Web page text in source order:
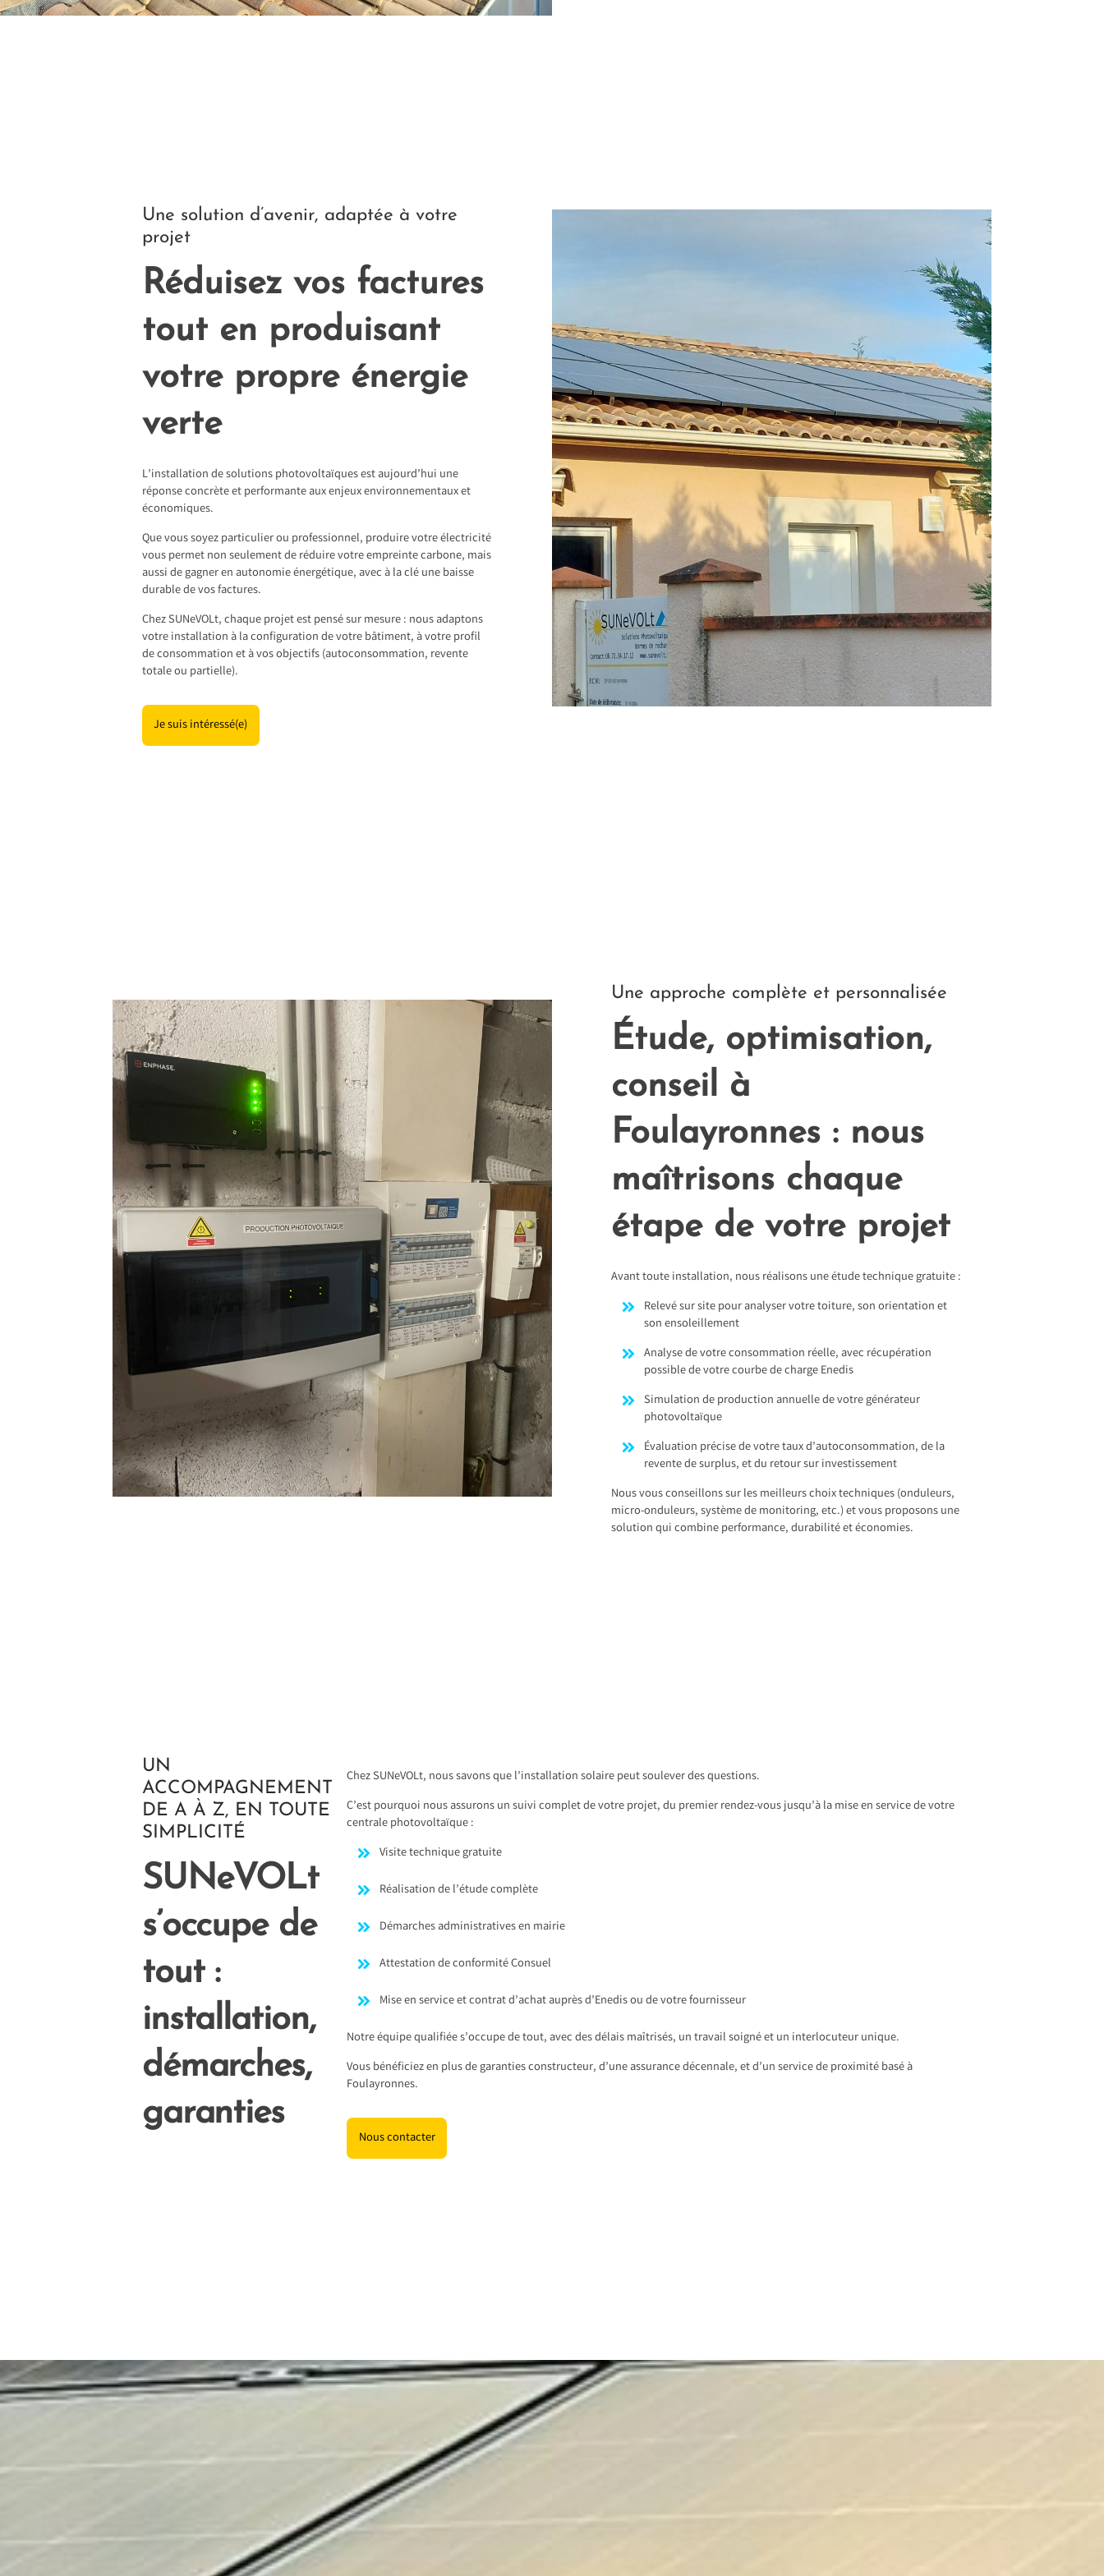
Une solution d’avenir, adaptée à votre
projet
Réduisez vos factures
tout en produisant
votre propre énergie
verte
L’installation de solutions photovoltaïques est aujourd’hui une
réponse concrète et performante aux enjeux environnementaux et
économiques.
Que vous soyez particulier ou professionnel, produire votre électricité
vous permet non seulement de réduire votre empreinte carbone, mais
aussi de gagner en autonomie énergétique, avec à la clé une baisse
durable de vos factures.
Chez SUNeVOLt, chaque projet est pensé sur mesure : nous adaptons
votre installation à la configuration de votre bâtiment, à votre profil
de consommation et à vos objectifs (autoconsommation, revente
totale ou partielle).
Je suis intéressé(e)
Une approche complète et personnalisée
Étude, optimisation,
conseil à
Foulayronnes : nous
maîtrisons chaque
étape de votre projet
Avant toute installation, nous réalisons une étude technique gratuite :
Relevé sur site pour analyser votre toiture, son orientation et
son ensoleillement
Analyse de votre consommation réelle, avec récupération
possible de votre courbe de charge Enedis
Simulation de production annuelle de votre générateur
photovoltaïque
Évaluation précise de votre taux d’autoconsommation, de la
revente de surplus, et du retour sur investissement
Nous vous conseillons sur les meilleurs choix techniques (onduleurs,
micro-onduleurs, système de monitoring, etc.) et vous proposons une
solution qui combine performance, durabilité et économies.
UN
ACCOMPAGNEMENT
DE A À Z, EN TOUTE
SIMPLICITÉ
SUNeVOLt
s’occupe de
tout :
installation,
démarches,
garanties
Chez SUNeVOLt, nous savons que l’installation solaire peut soulever des questions.
C’est pourquoi nous assurons un suivi complet de votre projet, du premier rendez-vous jusqu’à la mise en service de votre
centrale photovoltaïque :
Visite technique gratuite
Réalisation de l’étude complète
Démarches administratives en mairie
Attestation de conformité Consuel
Mise en service et contrat d’achat auprès d’Enedis ou de votre fournisseur
Notre équipe qualifiée s’occupe de tout, avec des délais maîtrisés, un travail soigné et un interlocuteur unique.
Vous bénéficiez en plus de garanties constructeur, d’une assurance décennale, et d’un service de proximité basé à
Foulayronnes.
Nous contacter